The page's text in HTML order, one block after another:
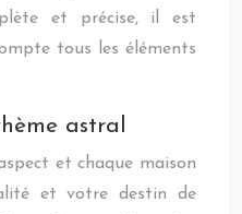
et précise, il est
tous les éléments
astral
et chaque maison
et votre destin de